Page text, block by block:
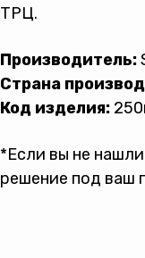
ТРЦ.
Производитель:
Страна
Код изделия:
*Если вы не
решение под ваш